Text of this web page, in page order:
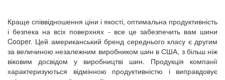
Краще співвідношення ціни і якості, оптимальна продуктивність
і безпека на всіх поверхнях - все це забезпечить вам шини
Cooper. Цей американський бренд середнього класу є другим
за величиною незалежним виробником шин в США, з більш ніж
віковим досвідом у виробництві шин. Продукція компанії
характеризуються відмінною продуктивністю і виправдовує